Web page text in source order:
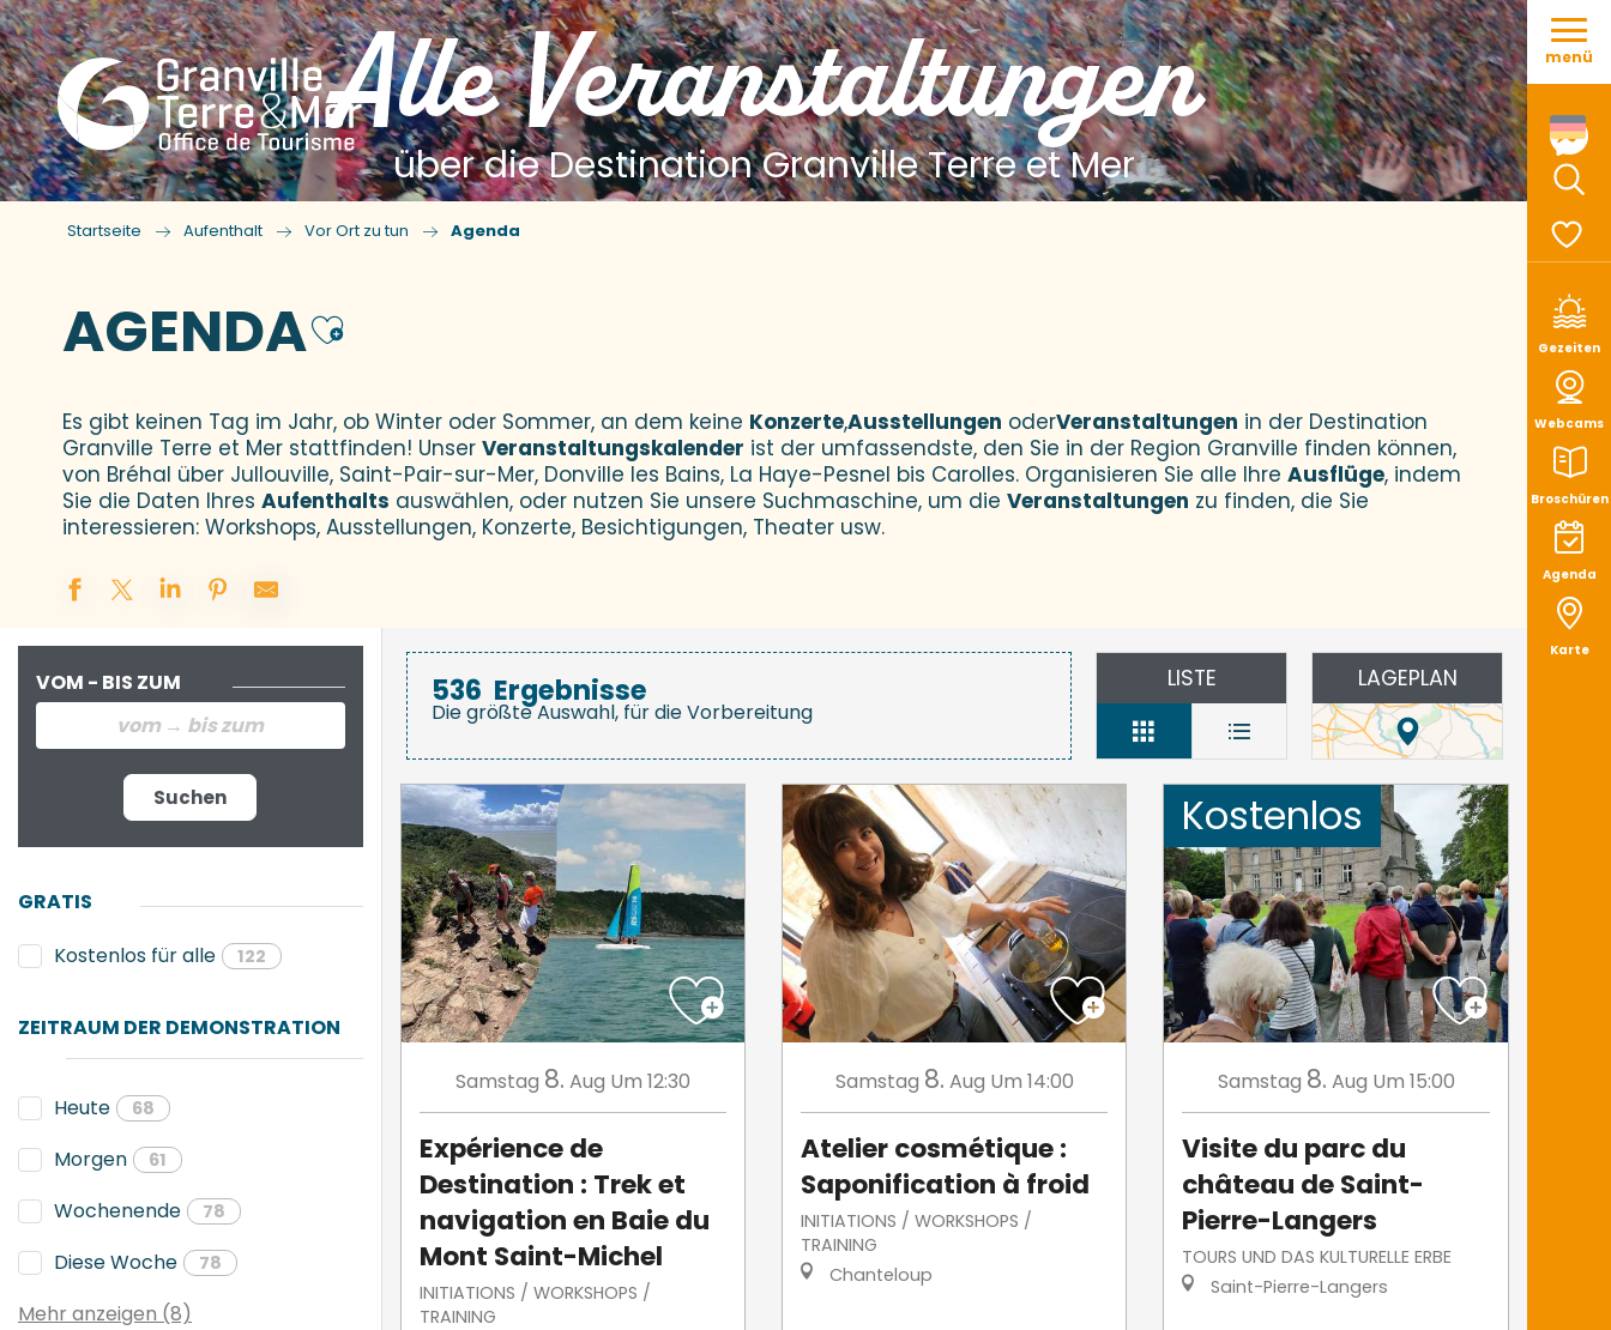
Aller
contenu
Gezeiten
Webcams
Broschüren
Agenda
Karte
menü
Alle Veranstaltungen
über die Destination Granville Terre et Mer
Startseite Aufenthalt Vor Ort zu tun Agenda
AGENDAAjouter aux favoris
Es gibt keinen Tag im Jahr, ob Winter oder Sommer, an dem keine Konzerte,Ausstellungen oderVeranstaltungen in der Destination
Granville Terre et Mer stattfinden! Unser Veranstaltungskalender ist der umfassendste, den Sie in der Region Granville finden können,
von Bréhal über Jullouville, Saint-Pair-sur-Mer, Donville les Bains, La Haye-Pesnel bis Carolles. Organisieren Sie alle Ihre Ausflüge, indem
Sie die Daten Ihres Aufenthalts auswählen, oder nutzen Sie unsere Suchmaschine, um die Veranstaltungen zu finden, die Sie
interessieren: Workshops, Ausstellungen, Konzerte, Besichtigungen, Theater usw.
VOM - BIS ZUM
Suchen
GRATIS
Kostenlos für alle
122
ZEITRAUM DER DEMONSTRATION
Heute 68
Morgen 61
Wochenende 78
Diese Woche 78
Mehr anzeigen (8)
536 Ergebnisse
Die größte Auswahl, für die Vorbereitung
LISTE LAGEPLAN
Samstag 8. Aug Um 12:30
Expérience de
Destination : Trek et
navigation en Baie du
Mont Saint-Michel
INITIATIONS / WORKSHOPS /
TRAINING
Samstag 8. Aug Um 14:00
Atelier cosmétique :
Saponification à froid
INITIATIONS / WORKSHOPS /
TRAINING
Chanteloup
Kostenlos
Samstag 8. Aug Um 15:00
Visite du parc du
château de Saint-
Pierre-Langers
TOURS UND DAS KULTURELLE ERBE
Saint-Pierre-Langers